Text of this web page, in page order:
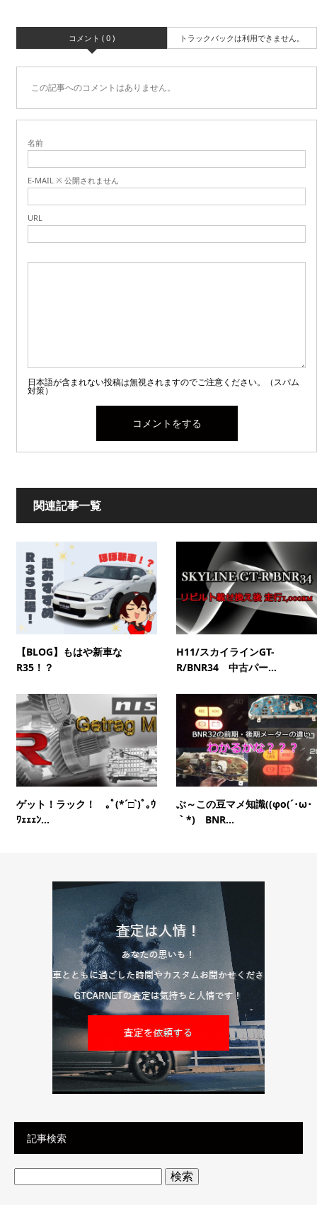
コメント ( 0 ) トラックバックは利用できません。
この記事へのコメントはありません。
名前
E-MAIL ※ 公開されません
URL
日本語が含まれない投稿は無視されますのでご注意ください。（スパム
対策）
関連記事一覧
【BLOG】もはや新車な
R35！？
H11/スカイラインGT-
R/BNR34 中古パー...
ゲット！ラック！ ｡ﾟ(*´□`)ﾟ｡ｳ
ﾜｪｪｪﾝ...
ぶ～この豆マメ知識((φo(´･ω･
｀*) BNR...
記事検索
検
索: